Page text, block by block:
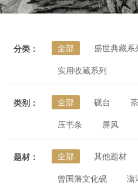
溪砚文化
联系我们
分类： 全部 盛世典藏系
实用收藏系列
类别： 全部 砚台
压书条 屏风
题材： 全部 其他题材
曾国藩文化砚 潇